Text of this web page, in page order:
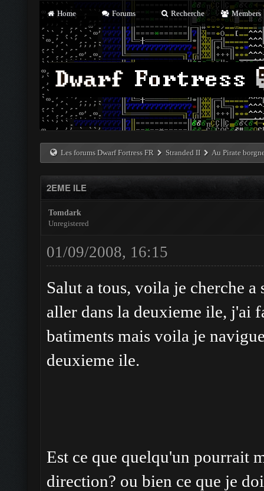
Home Forums Recherche Members
Les forums Dwarf Fortress FR Stranded II Au Pirate
2EME ILE
Tomdark
Unregistered
01/09/2008, 16:15
Salut a tous, voila je cherche
aller dans la deuxieme ile, j'ai
batiments mais voila je
deuxieme ile.
Est ce que quelqu'un pourrait
direction? ou bien ce que je